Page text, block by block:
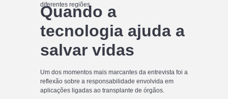
diferentes regiões.
Quando a
tecnologia ajuda a
salvar vidas
Um dos momentos mais marcantes da entrevista foi a
reflexão sobre a responsabilidade envolvida em
aplicações ligadas ao transplante de órgãos.